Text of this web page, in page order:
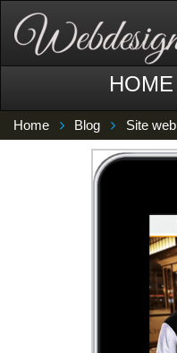
HOME
Home Blog Site web